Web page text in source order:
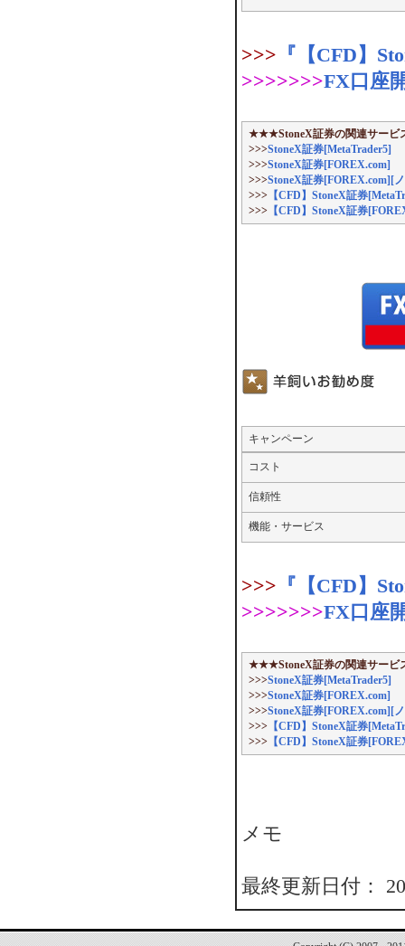
>>> 『【CFD】
>>>>>>>FX口座
★★★StoneX証券の関連サービ
>>>StoneX証券[MetaTrader5]
>>>StoneX証券[FOREX.com]
>>>StoneX証券[FOREX.com][
>>> 【CFD】StoneX証券
>>> 【CFD】StoneX証券
キャンペーン
コスト
信頼性
機能・サービス
>>> 『【CFD】
>>>>>>>FX口座
★★★StoneX証券の関連サービ
>>>StoneX証券[MetaTrader5]
>>>StoneX証券[FOREX.com]
>>>StoneX証券[FOREX.com][
>>> 【CFD】StoneX証券
>>> 【CFD】StoneX証券
メモ
最終更新日付：